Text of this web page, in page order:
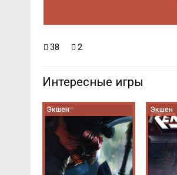
38 2
Интересные игры
Экшен Экшен